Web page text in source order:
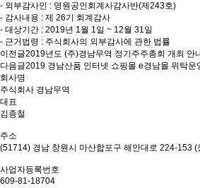
- 외부감사인 : 영원공인회계사감사반(제243호)
- 감사내용 : 제 26기 회계감사
- 대상기간 : 2019년 1월 1일 ~ 12월 31일
- 근거법령 : 주식회사의 외부감사에 관한 법률
이전글2019년도 (주)경남무역 정기주주총회 개최 안
다음글2019 경남산품 인터넷 쇼핑몰 e경남몰 위탁운
회사명
주식회사 경남무역
대표
김종철
주소
(51714) 경남 창원시 마산합포구 해안대로 224-153
사업자등록번호
609-81-18704